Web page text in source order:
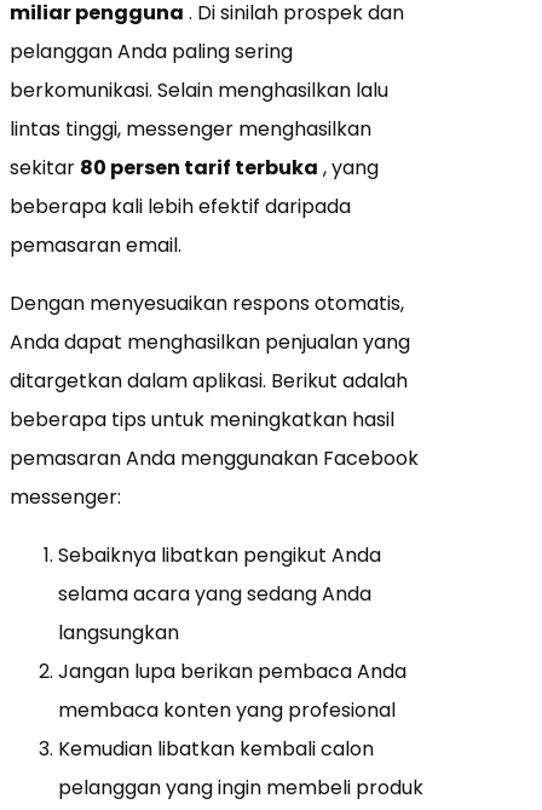
miliar pengguna . Di sinilah prospek dan
pelanggan Anda paling sering
berkomunikasi. Selain menghasilkan lalu
lintas tinggi, messenger menghasilkan
sekitar 80 persen tarif terbuka , yang
beberapa kali lebih efektif daripada
pemasaran email.
Dengan menyesuaikan respons otomatis,
Anda dapat menghasilkan penjualan yang
ditargetkan dalam aplikasi. Berikut adalah
beberapa tips untuk meningkatkan hasil
pemasaran Anda menggunakan Facebook
messenger:
Sebaiknya libatkan pengikut Anda
selama acara yang sedang Anda
langsungkan
Jangan lupa berikan pembaca Anda
membaca konten yang profesional
Kemudian libatkan kembali calon
pelanggan yang ingin membeli produk